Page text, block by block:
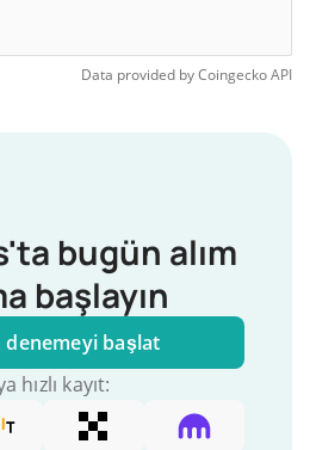
Data provided byCoingeckoAPI
bugün alım
başlayın
denemeyi başlat
hızlı kayıt: